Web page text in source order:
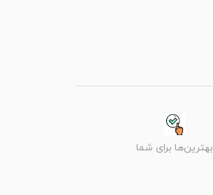
بهترین‌ها برای شما